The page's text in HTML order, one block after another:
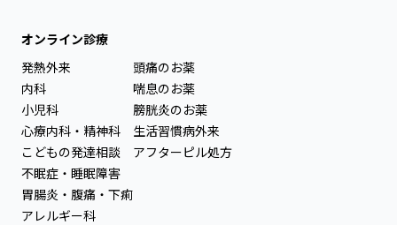
オンライン診療
発熱外来
内科
小児科
心療内科・精神科
こどもの発達相談
不眠症・睡眠障害
胃腸炎・腹痛・下痢
アレルギー科
頭痛のお薬
喘息のお薬
膀胱炎のお薬
生活習慣病外来
アフターピル処方